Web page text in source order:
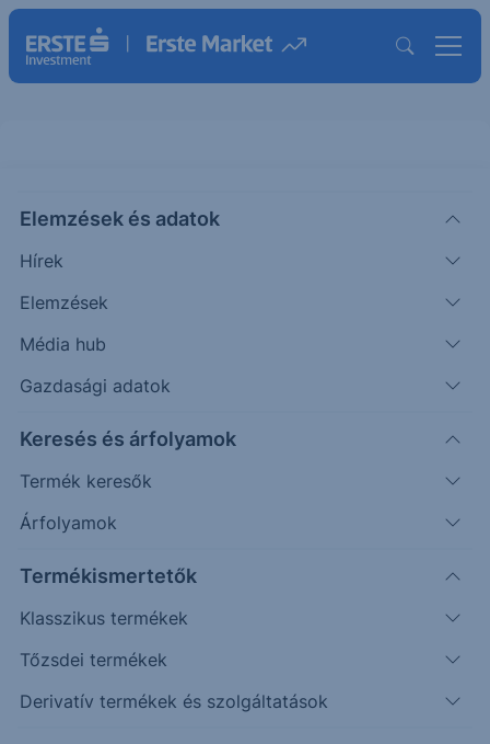
Elemzések és adatok
Hírek
Elemzések
Média hub
Gazdasági adatok
Keresés és árfolyamok
Termék keresők
Árfolyamok
Termékismertetők
Klasszikus termékek
Tőzsdei termékek
Derivatív termékek és szolgáltatások
WBA(USA)
WALGREEN BOOTS ALLIANCE
ORD
11.98
Időpont: 25.08.27. 22:01
További információk kérése
Erste Market Pro belépés